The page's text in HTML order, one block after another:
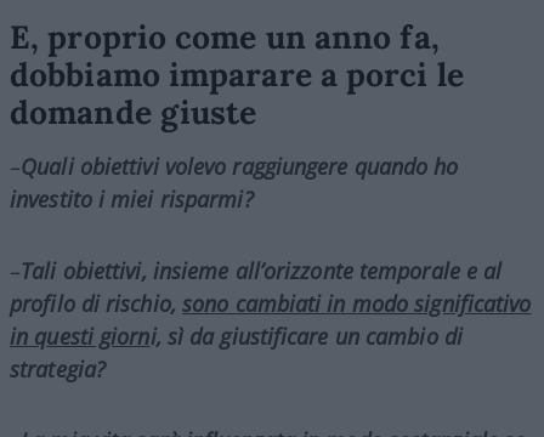
E, proprio come un anno fa,
dobbiamo imparare a porci le
domande giuste
–Quali obiettivi volevo raggiungere quando ho
investito i miei risparmi?
–Tali obiettivi, insieme all’orizzonte temporale e al
profilo di rischio, sono cambiati in modo significativo
in questi giorni, sì da giustificare un cambio di
strategia?